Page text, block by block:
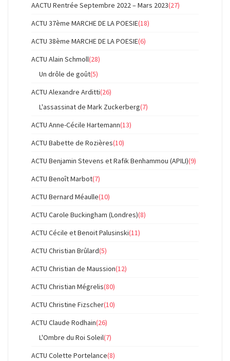
AACTU Rentrée Septembre 2022 – Mars 2023(27)
ACTU 37ème MARCHE DE LA POESIE(18)
ACTU 38ème MARCHE DE LA POESIE(6)
ACTU Alain Schmoll(28)
Un drôle de goût(5)
ACTU Alexandre Arditti(26)
L'assassinat de Mark Zuckerberg(7)
ACTU Anne-Cécile Hartemann(13)
ACTU Babette de Rozières(10)
ACTU Benjamin Stevens et Rafik Benhammou (APILI)(9)
ACTU Benoît Marbot(7)
ACTU Bernard Méaulle(10)
ACTU Carole Buckingham (Londres)(8)
ACTU Cécile et Benoit Palusinski(11)
ACTU Christian Brûlard(5)
ACTU Christian de Maussion(12)
ACTU Christian Mégrelis(80)
ACTU Christine Fizscher(10)
ACTU Claude Rodhain(26)
L'Ombre du Roi Soleil(7)
ACTU Colette Portelance(8)